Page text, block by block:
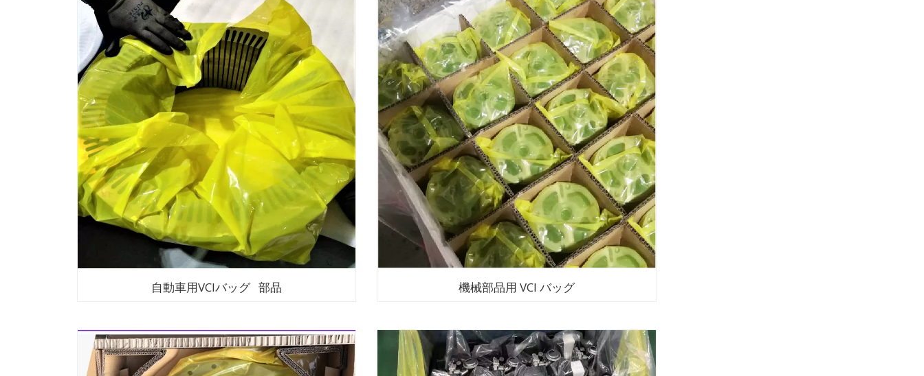
自動車用VCIバッグ 部品 機械部品用 VCI バッグ